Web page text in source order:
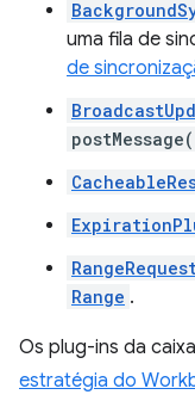
uma fila de
de
Range .
Os plug-ins da
estratégia do